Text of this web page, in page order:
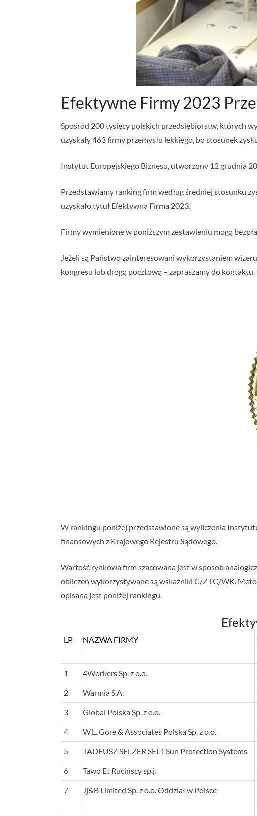
Efektywne Firmy 2023
Spośród 200 tysięcy polskich przedsiębiorstw, których
uzyskały 463 firmy przemysłu lekkiego, bo stosunek
Instytut Europejskiego Biznesu, utworzony 12 grudnia
Przedstawiamy ranking firm według średniej stosunku
uzyskało tytuł Efektywna Firma 2023.
Firmy wymienione w poniższym zestawieniu mogą
Jeżeli są Państwo zainteresowani wykorzystaniem
kongresu lub drogą pocztową – zapraszamy do
W rankingu poniżej przedstawione są wyliczenia
finansowych z Krajowego Rejestru Sądowego.
Wartość rynkowa firm szacowana jest w sposób
obliczeń wykorzystywane są wskaźniki C/Z i C/WK.
opisana jest poniżej rankingu.
LP NAZWA FIRMY
1 4Workers Sp. z o.o.
2 Warmia S.A.
3 Global Polska Sp. z o.o.
4 W.L. Gore & Associates Polska Sp. z o.o.
5 TADEUSZ SELZER SELT Sun Protection Systems
6 Tawo Et Rucińscy sp.j.
7 Jj&B Limited Sp. z o.o. Oddział w Polsce